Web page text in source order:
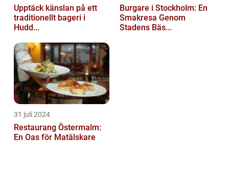
Upptäck känslan på ett
traditionellt bageri i
Hudd...
Burgare i Stockholm: En
Smakresa Genom
Stadens Bäs...
31 juli 2024
Restaurang Östermalm:
En Oas för Matälskare